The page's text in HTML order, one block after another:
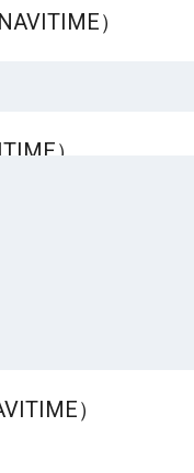
）
）
）